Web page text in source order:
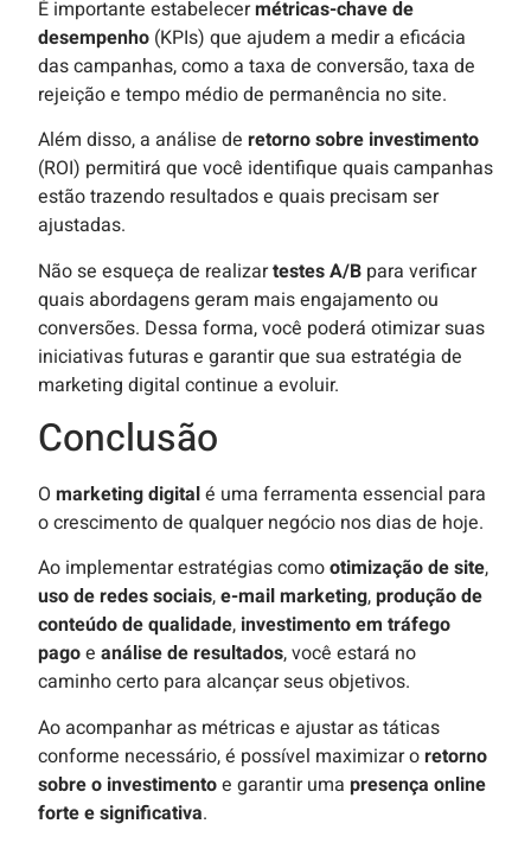
É importante estabelecermétricas-chave de
desempenho (KPIs) que ajudem a medir a eficácia
das campanhas, como a taxa de conversão, taxa de
rejeição e tempo médio de permanência no site.
Além disso, a análise de retorno sobre investimento
(ROI) permitirá que você identifique quais campanhas
estão trazendo resultados e quais precisam ser
ajustadas.
Não se esqueça de realizartestes A/B para verificar
quais abordagens geram mais engajamento ou
conversões. Dessa forma, você poderá otimizar suas
iniciativas futuras e garantir que sua estratégia de
marketing digital continue a evoluir.
Conclusão
O marketing digitalé uma ferramenta essencial para
o crescimento de qualquer negócio nos dias de hoje.
Ao implementar estratégias comootimização de site,
uso de redes sociais,e-mail marketing,produção de
conteúdo de qualidade, investimento em tráfego
pagoe análise de resultados, você estará no
caminho certo para alcançar seus objetivos.
Ao acompanhar as métricas e ajustar as táticas
conforme necessário, é possível maximizar oretorno
sobre o investimentoe garantir uma presença online
forte e significativa.